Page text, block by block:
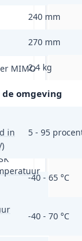
MIMO
64-QAM,
BPSK,
240 mm
270 mm
2,4 kg
de omgeving
in
5 - 95
-40 - 65 °C
-40 - 70 °C